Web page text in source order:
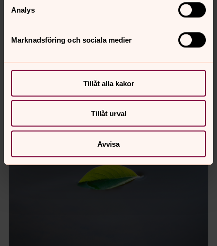
Analys
Marknadsföring och sociala medier
Tillåt alla kakor
Tillåt urval
Avvisa